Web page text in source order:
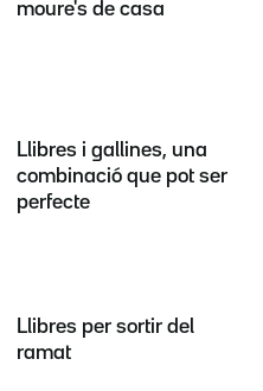
moure's de casa
Llibres i gallines, una
combinació que pot ser
perfecte
Llibres per sortir del
ramat